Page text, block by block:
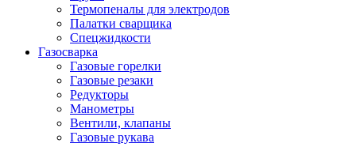
Термопеналы для электродов
Палатки сварщика
Спецжидкости
Газосварка
Газовые горелки
Газовые резаки
Редукторы
Манометры
Вентили, клапаны
Газовые рукава